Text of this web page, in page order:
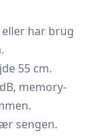
har brug
55 cm.
memory-
sengen.